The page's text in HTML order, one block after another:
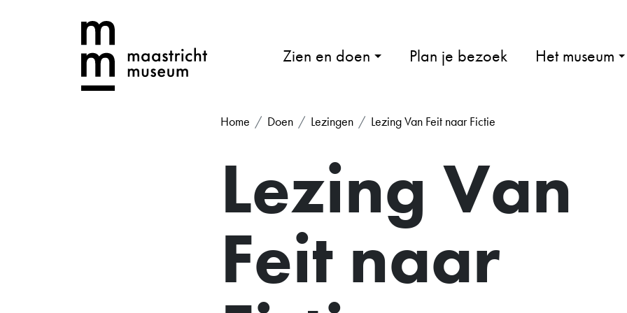
Zien en doen Plan je bezoek Het museum
Home Doen Lezingen Lezing Van Feit naar Fictie
Lezing Van
Feit naar